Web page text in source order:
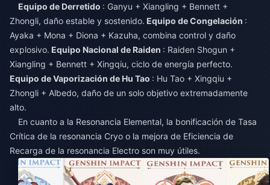
Equipo de Derretido : Ganyu + Xiangling + Bennett +
Zhongli, daño estable y sostenido. Equipo de Congelación :
Ayaka + Mona + Diona + Kazuha, combina control y daño
explosivo. Equipo Nacional de Raiden : Raiden Shogun +
Xiangling + Bennett + Xingqiu, ciclo de energía perfecto.
Equipo de Vaporización de Hu Tao : Hu Tao + Xingqiu +
Zhongli + Albedo, daño de un solo objetivo extremadamente
alto.
En cuanto a la Resonancia Elemental, la bonificación de Tasa
Crítica de la resonancia Cryo o la mejora de Eficiencia de
Recarga de la resonancia Electro son muy útiles.